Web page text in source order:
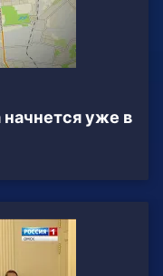
уже в